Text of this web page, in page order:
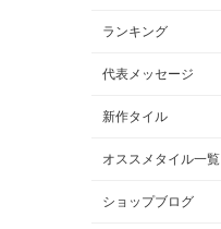
ランキング
代表メッセージ
新作タイル
オススメタイル一覧
ショップブログ